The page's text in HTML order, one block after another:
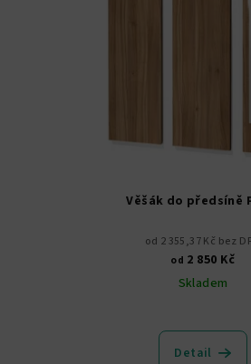
Věšák do předsíně
od 2 355,37 Kč bez
od 2 850 Kč
Skladem
produktu
Detail